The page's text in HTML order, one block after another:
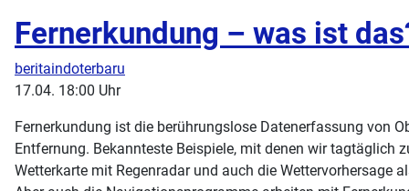
Fernerkundung – was ist
beritaindoterbaru
17.04. 18:00 Uhr
Fernerkundung ist die berührungslose Datenerfassung von
Entfernung. Bekannteste Beispiele, mit denen wir tagtäglich
Wetterkarte mit Regenradar und auch die Wettervorhersage